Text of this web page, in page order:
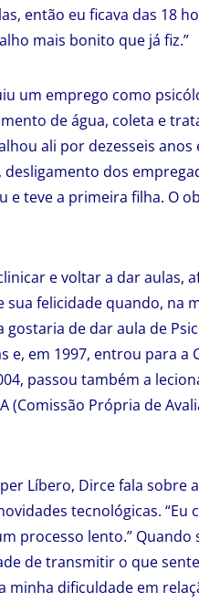
então eu ficava das 18
mais bonito que já fiz.”
um emprego como
de água, coleta e
ali por dezesseis
dos
e teve a primeira filha. O
e voltar a dar aulas,
felicidade quando, na
de dar aula de
e, em 1997, entrou para a
passou também a
(Comissão Própria de
Líbero, Dirce fala sobre
tecnológicas. “Eu
processo lento.”
de transmitir o que
minha dificuldade em